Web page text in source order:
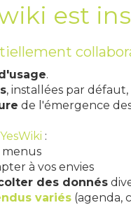
est
.
, installées par défaut,
de l'émergence
YesWiki :
menus
à vos envies
des donnés
variés (agenda,